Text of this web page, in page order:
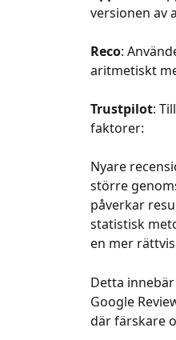
versionen av
Reco:
aritmetiskt
Trustpilot:
faktorer:
Nyare
större
påverkar
statistisk
en mer
Detta
Google
där färskare